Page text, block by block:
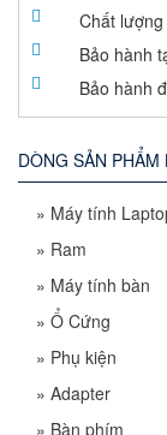
Chất
Bảo hành
Bảo hành
DÒNG SẢN PHẨM
» Máy tính
» Ram
» Máy tính bàn
» Ổ Cứng
» Phụ kiện
» Adapter
» Bàn phím